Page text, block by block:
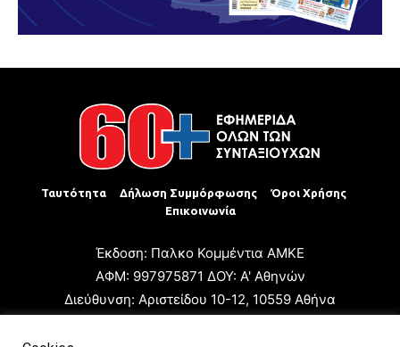
Ταυτότητα Δήλωση Συμμόρφωσης
Όροι Χρήσης
Επικοινωνία
Έκδοση: Παλκο Κομμέντια ΑΜΚΕ
ΑΦΜ: 997975871 ΔΟΥ: Α' Αθηνών
Διεύθυνση: Αριστείδου 10-12, 10559 Αθήνα